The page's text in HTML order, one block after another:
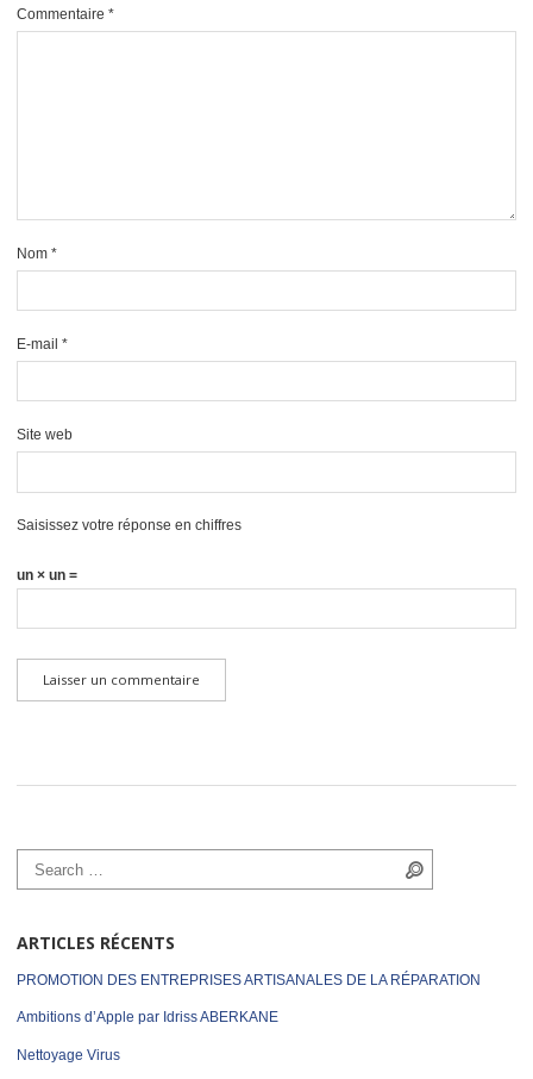
Commentaire *
Nom *
E-mail *
Site web
Saisissez votre réponse en chiffres
un × un =
ARTICLES RÉCENTS
PROMOTION DES ENTREPRISES ARTISANALES DE LA RÉPARATION
Ambitions d’Apple par Idriss ABERKANE
Nettoyage Virus